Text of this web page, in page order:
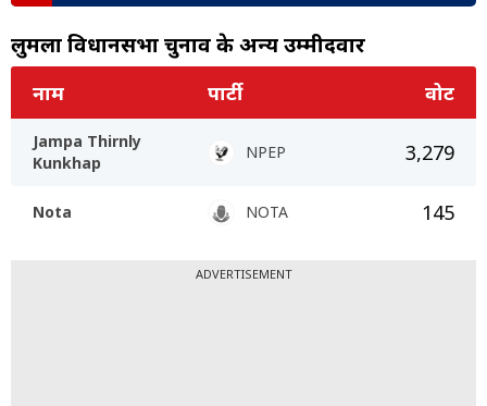
लुमला विधानसभा चुनाव के अन्य उम्मीदवार
नाम पार्टी वोट
Jampa Thirnly
Kunkhap
NPEP 3,279
Nota NOTA 145
ADVERTISEMENT